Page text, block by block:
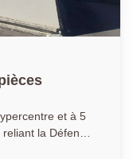
en fonction de
et
Matériaux
sur le
plus
un
vous
et à 5
la Défense
vous